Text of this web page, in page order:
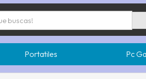
Portatiles Pc